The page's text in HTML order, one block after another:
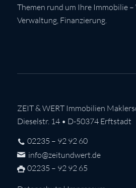
Themen rund um Ihre Immobilie –
Verwaltung, Finanzierung.
ZEIT & WERT Immobilien
Dieselstr. 14 • D-50374 Erftstadt
02235 – 92 92 60
info@zeitundwert.de
02235 – 92 92 65